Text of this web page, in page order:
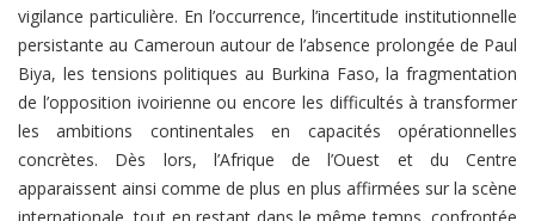
vigilance particulière. En l’occurrence, l’incertitude institutionnelle
persistante au Cameroun autour de l’absence prolongée de Paul
Biya, les tensions politiques au Burkina Faso, la fragmentation
de l’opposition ivoirienne ou encore les difficultés à transformer
les ambitions continentales en capacités opérationnelles
concrètes. Dès lors, l’Afrique de l’Ouest et du Centre
apparaissent ainsi comme de plus en plus affirmées sur la scène